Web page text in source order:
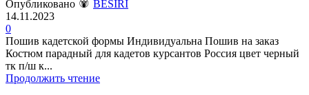
Опубликовано
BESIRI
14.11.2023
0
Пошив кадетской формы Индивидуальна Пошив на заказ
Костюм парадный для кадетов курсантов Россия цвет черный
тк п/ш к...
Продолжить чтение